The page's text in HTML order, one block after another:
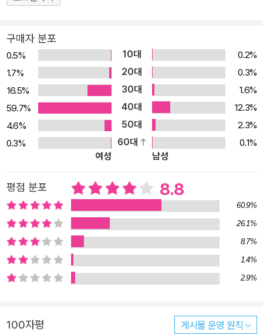
라는 ‘전문가의 손길’을 거치며 규격화되고 후일의 목표를 위한 경력
으로 준비된다. 가족의 풍경도 달라졌다. 부모가 마치 매니저처럼 자
녀를 관리하고 입시 전략, 나아가 인생의 계획을 면밀히 세워주는 식
이다. 『시간 가게』는 판타지적인 재미를 우선으로 하면서도 이런 현
실을 재료로 하여 탄생한 작품이다. 내가 진정으로 원하지도 않는 공
부를 하며 늘 시간에 쫓기는 주인공 윤아는 어느 날 시간 가게를 만나
‘기억을 팔아 시간을 사는’ 거래를 하게 된다. 그 뒤로 조금의 틈도 없
이 꽉 짜여 있던 한 아이의 평범한 일상에 금이 가기 시작한다. 『시간
려 낸다. 주인공은 오로지 1등이 되기 위해 매일 십 분의 시간을 사고,
자신의 기억을 잃어버린다. 이는 현실에서는 불가능한 마술적 장치처
럼 보이지만 사실 지금 아이들의 모습을 더 적나라하게 보여 주는 것
이다. 서사가 진행되며 아이들의 소망을 재미있게 그린 판타지인 것
같던 이 동화는 바로 이곳의 현실을 잡아당긴다._심사평 중에서 ‘지금
쓸 수 있는 십 분’을 사기 위해서라면 과거의 행복한 기억쯤은 팔 수
라면 현재 삶의 기쁨은 희생시켜도 아깝지 않다’라는 어른들의 인식
구매자 분포
0.5% 10대
0.2%
1.7%
20대
0.3%
16.5%
30대
1.6%
59.7%
40대
12.3%
4.6%
50대
2.3%
0.3%
60대
0.1%
여성
남성
평점 분포 8.8
60.9%
26.1%
8.7%
1.4%
2.9%
100자평 게시물 운영 원칙